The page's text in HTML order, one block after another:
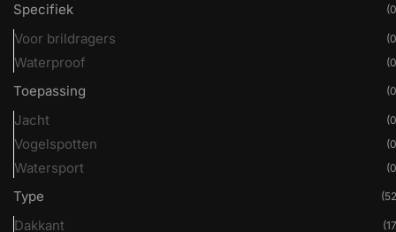
Specifiek
Voor brildragers
Waterproof
Toepassing
Jacht
Vogelspotten
Watersport
Type
Dakkant